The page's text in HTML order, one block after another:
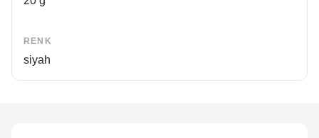
RENK
siyah